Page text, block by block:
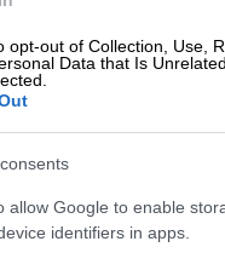
opt-out of Collection, Use,
Data that Is
allow Google to enable
identifiers in apps.
μοίρας στα
του
ο παππούς